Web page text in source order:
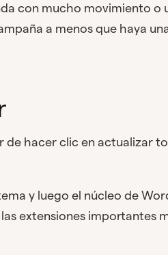
con mucho movimiento o
a menos que haya
de hacer clic en actualizar
y luego el núcleo de
extensiones importantes